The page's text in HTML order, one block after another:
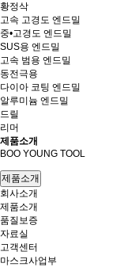
황정삭
고속 고경도 엔드밀
중•고경도 엔드밀
SUS용 엔드밀
고속 범용 엔드밀
동전극용
다이아 코팅 엔드밀
알루미늄 엔드밀
드릴
리머
제품소개
BOO YOUNG TOOL
제품소개
회사소개
제품소개
품질보증
자료실
고객센터
마스크사업부